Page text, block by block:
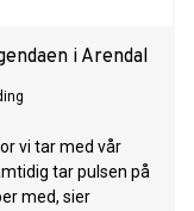
i Arendal
vi tar med vår
tar pulsen på
med, sier